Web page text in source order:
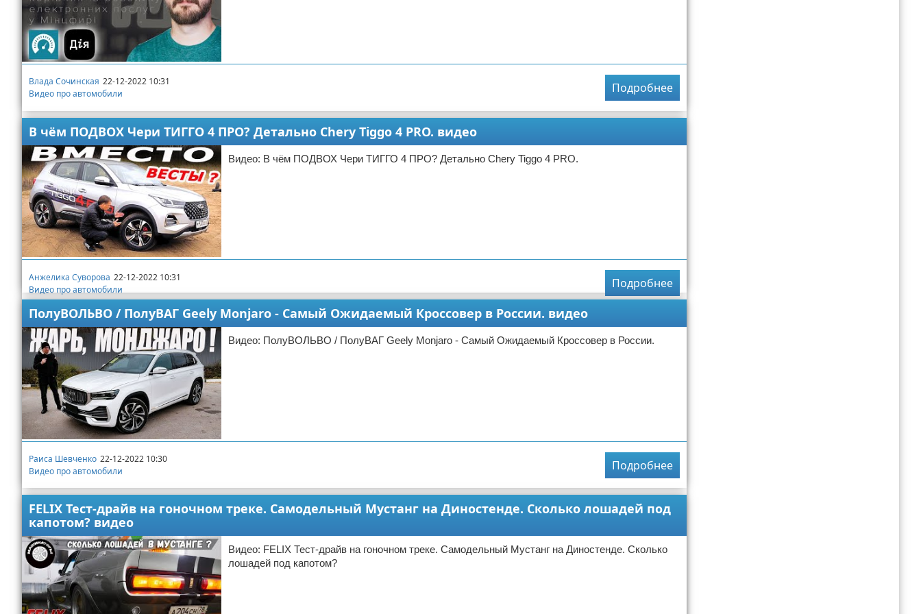
Влада Сочинская 22-12-2022 10:31
Видео про автомобили
Подробнее
В чём ПОДВОХ Чери ТИГГО 4 ПРО? Детально Chery Tiggo 4 PRO. видео
Видео: В чём ПОДВОХ Чери ТИГГО 4 ПРО? Детально Chery Tiggo 4 PRO.
Анжелика Суворова 22-12-2022 10:31
Видео про автомобили
Подробнее
ПолуВОЛЬВО / ПолуВАГ Geely Monjaro - Самый Ожидаемый Кроссовер в России. видео
Видео: ПолуВОЛЬВО / ПолуВАГ Geely Monjaro - Самый Ожидаемый Кроссовер в России.
Раиса Шевченко 22-12-2022 10:30
Видео про автомобили
Подробнее
FELIX Тест-драйв на гоночном треке. Самодельный Мустанг на Диностенде. Сколько лошадей под
капотом? видео
Видео: FELIX Тест-драйв на гоночном треке. Самодельный Мустанг на Диностенде. Сколько
лошадей под капотом?